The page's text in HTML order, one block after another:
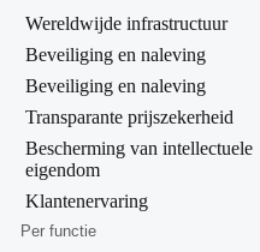
Wereldwijde infrastructuur
Beveiliging en naleving
Beveiliging en naleving
Transparante prijszekerheid
Bescherming van intellectuele
eigendom
Klantenervaring
Per functie